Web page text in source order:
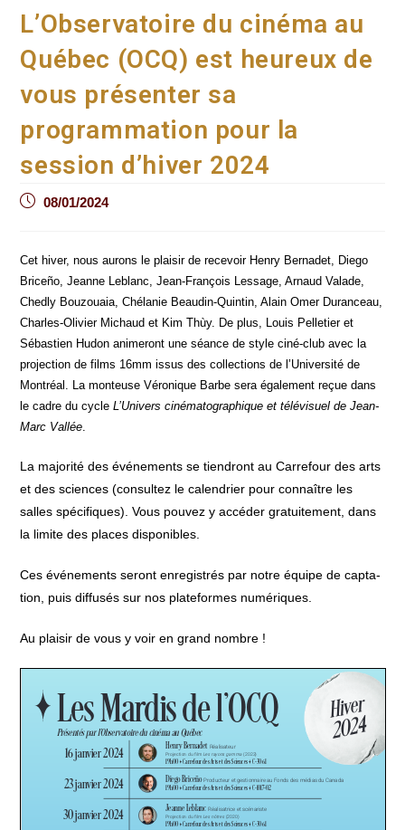
L’Observatoire du cinéma au
Québec (OCQ) est heureux de
vous présenter sa
programmation pour la
session d’hiver 2024
Post08/01/2024
Cet hiver, nous aurons le plai­sir de rece­voir Hen­ry Ber­na­det, Die­go
Bri­ceño, Jeanne Leblanc, Jean-Fran­çois Les­sage, Arnaud Valade,
Ched­ly Bou­zouaia, Ché­la­nie Beau­din-Quin­tin, Alain Omer Duran­ceau,
Charles-Oli­vier Michaud et Kim Thùy. De plus, Louis Pel­le­tier et
Sébas­tien Hudon ani­me­ront une séance de style ciné-club avec la
pro­jec­tion de films 16mm issus des col­lec­tions de l’Université de
Mont­réal. La mon­teuse Véro­nique Barbe sera éga­le­ment reçue dans
le cadre du cycleL’Univers ciné­ma­to­gra­phique et télé­vi­suel de Jean-
Marc Val­lée
La majo­ri­té des évé­ne­ments se tien­dront au Car­re­four des arts
et des sciences (consul­tez le calen­drier pour connaître les
salles spé­ci­fiques). Vous pou­vez y accé­der gra­tui­te­ment, dans
la limite des places disponibles.
Ces évé­ne­ments seront enre­gis­trés par notre équipe de cap­ta­
tion, puis dif­fu­sés sur nos pla­te­formes numériques.
Au plai­sir de vous y voir en grand nombre !